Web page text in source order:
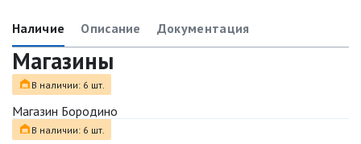
Наличие Описание Документация
Магазины
В наличии: 6 шт.
Магазин Бородино
В наличии: 6 шт.